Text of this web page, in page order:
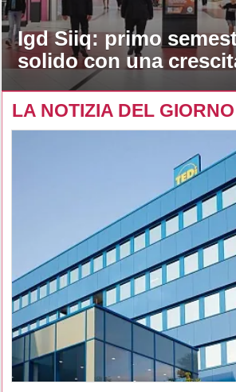
Igd Siiq: primo
solido con una
LA NOTIZIA DEL GIORNO